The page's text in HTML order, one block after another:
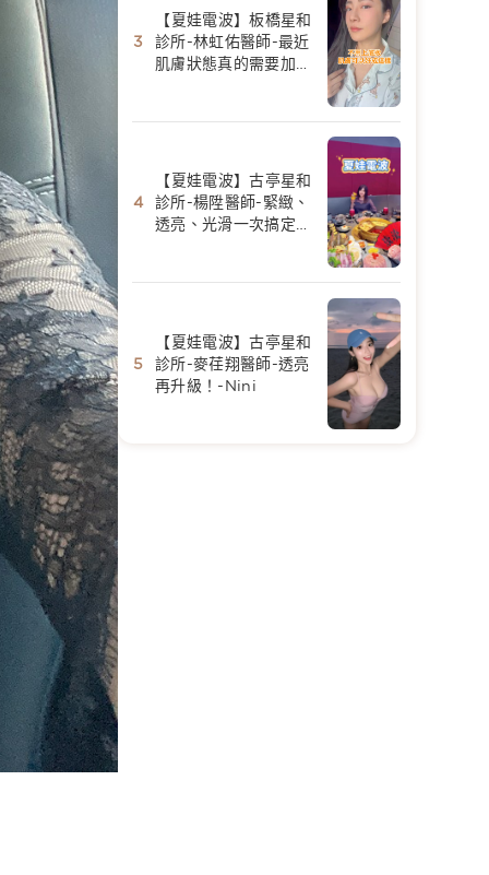
【夏娃電波】板橋星和
診所-林虹佑醫師-最近
肌膚狀態真的需要加強
【夏娃電波】古亭星和
診所-楊陞醫師-緊緻、
透亮、光滑一次搞定｜
【夏娃電波】古亭星和
診所-麥荏翔醫師-透亮
再升級！-Nini